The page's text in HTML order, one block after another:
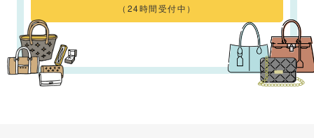
（24時間受付中）